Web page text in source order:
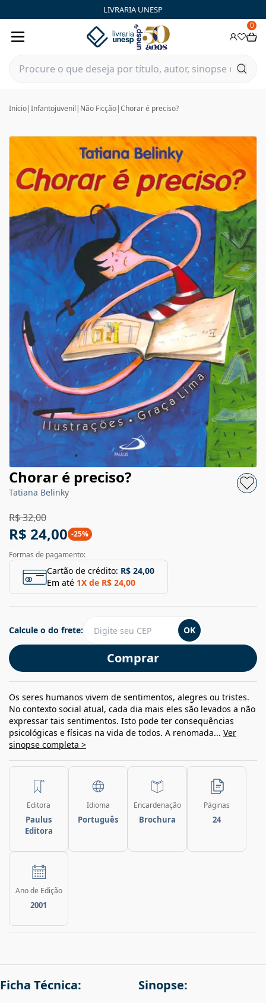
LIVRARIA UNESP
0
Início|Infantojuvenil | Não Ficção|Chorar é preciso?
Chorar é preciso?
Tatiana Belinky
R$ 32,00
R$ 24,00 -25%
Formas de pagamento:
Cartão de crédito: R$ 24,00
Em até 1X de R$ 24,00
Comprar
Calcule o do frete: OK
Os seres humanos vivem de sentimentos, alegres ou tristes.
No contexto social atual, cada dia mais eles são levados a não
expressar tais sentimentos. Isto pode ter consequências
psicológicas e físicas na vida de todos. A renomada... Ver
sinopse completa >
Editora
Paulus
Editora
Idioma
Português
Encardenação
Brochura
Páginas
24
Ano de Edição
2001
Ficha Técnica: Sinopse: